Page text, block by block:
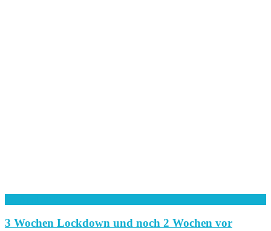
3 Wochen Lockdown und noch 2 Wochen vor